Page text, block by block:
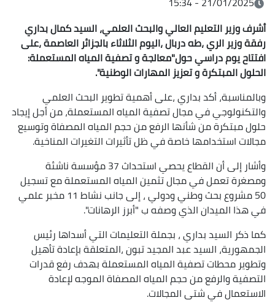
أشرف وزير التعليم العالي والبحث العلمي، السيدكمال بداري
رفقة وزير الري ،طه دربال ،اليوم الثلاثاء بالجزائر العاصمة ،على
افتتاح يوم دراسي حول"معالجة و تصفية المياه المستعملة:
الحلول المبتكرة و تعزيز المهارات الوطنية".
وبالمناسبة، أكد بداري ،على أهمية تطوير البحث العلمي
والتكنولوجي في مجال تصفية المياه المستعملة، من أجل إيجاد
حلول مبتكرة من شأنها الرفع من حجم المياه المصفاة وتوسيع
مجالات استخدامها خاصة في ظل تأثيرات التغيرات المناخية.
وأشار إلى أن القطاع يحصي استحداث 37 مؤسسة ناشئة
ومصغرة تعمل في مجال تثمين المياه المستعملة مع تسجيل
50 مشروع بحث وطني ودولي ، إلى جانب نشاط 11 مخبر علمي
في هذا الميدان الذي وصفه ب "أبرز الرهانات".
كما ذكر السيد بداري ، بجملة التعليمات التي أسداها رئيس
الجمهورية، السيد عبد المجيد تبون ،المتعلقة بإعادة تأهيل
وتطوير محطات تصفية المياه المستعملة بهدف رفع قدرات
التصفية والرفع من حجم المياه المصفاة الموجه لإعادة
الاستعمال في شتى المجالات.